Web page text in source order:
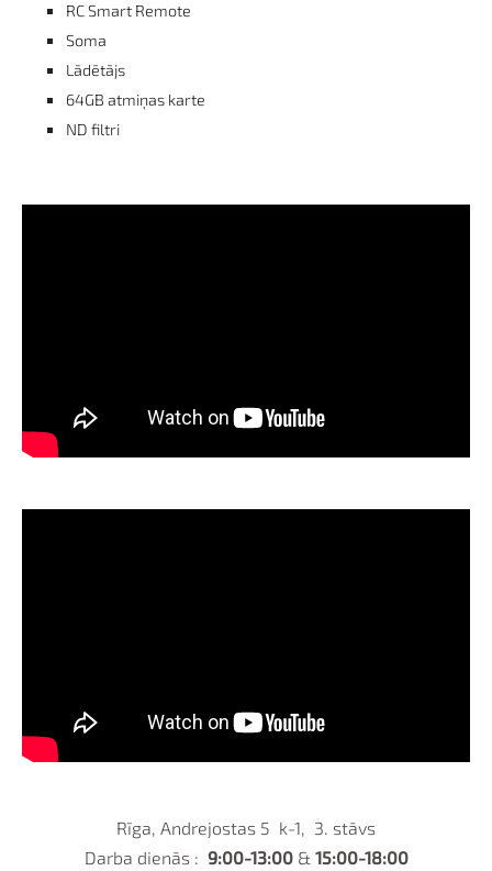
RC Smart Remote
Soma
Lādētājs
64GB atmiņas karte
ND filtri
Rīga, Andrejostas 5 k-1, 3. stāvs
Darba dienās : 9:00-13:00 &15:00-18:00